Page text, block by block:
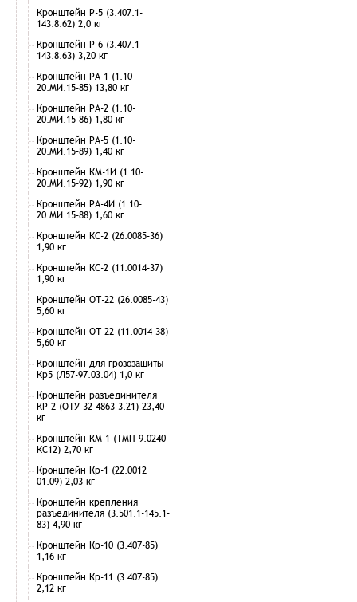
Кронштейн Р-5 (3.407.1-
143.8.62) 2,0 кг
Кронштейн Р-6 (3.407.1-
143.8.63) 3,20 кг
Кронштейн РА-1 (1.10-
20.МИ.15-85) 13,80 кг
Кронштейн РА-2 (1.10-
20.МИ.15-86) 1,80 кг
Кронштейн РА-5 (1.10-
20.МИ.15-89) 1,40 кг
Кронштейн КМ-1И (1.10-
20.МИ.15-92) 1,90 кг
Кронштейн РА-4И (1.10-
20.МИ.15-88) 1,60 кг
Кронштейн КС-2 (26.0085-36)
1,90 кг
Кронштейн КС-2 (11.0014-37)
1,90 кг
Кронштейн ОТ-22 (26.0085-43)
5,60 кг
Кронштейн ОТ-22 (11.0014-38)
5,60 кг
Кронштейн для грозозащиты
Кр5 (Л57-97.03.04) 1,0 кг
Кронштейн разъединителя
КР-2 (ОТУ 32-4863-3.21) 23,40
кг
Кронштейн КМ-1 (ТМП 9.0240
КС12) 2,70 кг
Кронштейн Кр-1 (22.0012
01.09) 2,03 кг
Кронштейн крепления
разъединителя (3.501.1-145.1-
83) 4,90 кг
Кронштейн Кр-10 (3.407-85)
1,16 кг
Кронштейн Кр-11 (3.407-85)
2,12 кг